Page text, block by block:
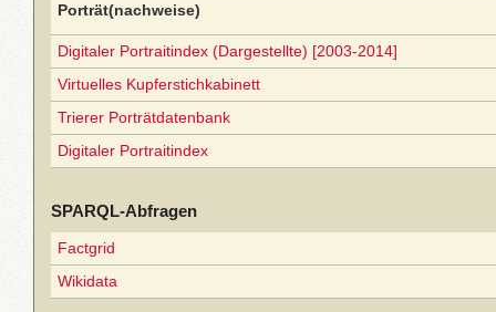
Porträt(nachweise)
Digitaler Portraitindex (Dargestellte) [2003-2014]
Virtuelles Kupferstichkabinett
Trierer Porträtdatenbank
Digitaler Portraitindex
SPARQL-Abfragen
Factgrid
Wikidata